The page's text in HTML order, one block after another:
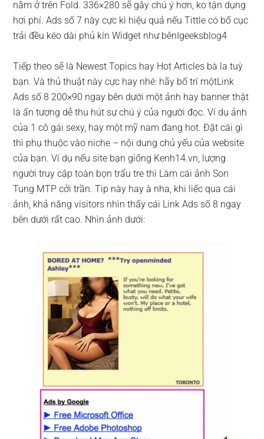
nằm ở trên Fold. 336×280 sẽ gây chú ý hơn, ko tận dụng
hơi phí. Ads số 7 này cực kì hiệu quả nếu Tittle có bố cục
trải đều kéo dài phủ kín Widget như bênIgeeksblog4
Tiếp theo sẽ là Newest Topics hay Hot Articles bà la tuỳ
bạn. Và thủ thuật này cực hay nhé: hãy bố trí mộtLink
Ads số 8 200×90 ngay bên dưới một ảnh hay banner thật
là ấn tượng dễ thu hút sự chú ý của người đọc. Ví dụ ảnh
của 1 cô gái sexy, hay một mỹ nam đang hot. Đặt cái gì
thì phụ thuộc vào niche – nội dung chủ yếu của website
của bạn. Ví dụ nếu site bạn giống Kenh14.vn, lượng
người truy cập toàn bọn trẩu tre thì Làm cái ảnh Son
Tung MTP cởi trần. Tip này hay à nha, khi liếc qua cái
ảnh, khả năng visitors nhìn thấy cái Link Ads số 8 ngay
bên dưới rất cao. Nhìn ảnh dưới: